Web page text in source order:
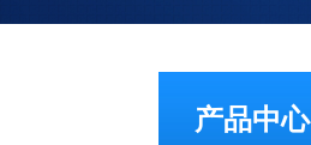
产品中心